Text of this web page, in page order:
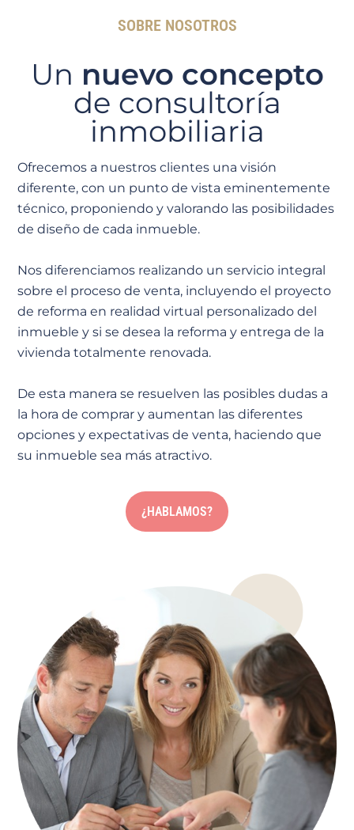
SOBRE NOSOTROS
Un nuevo concepto
de consultoría
inmobiliaria
Ofrecemos a nuestros clientes una visión
diferente, con un punto de vista eminentemente
técnico, proponiendo y valorando las posibilidades
de diseño de cada inmueble.
Nos diferenciamos realizando un servicio integral
sobre el proceso de venta, incluyendo el proyecto
de reforma en realidad virtual personalizado del
inmueble y si se desea la reforma y entrega de la
vivienda totalmente renovada.
De esta manera se resuelven las posibles dudas a
la hora de comprar y aumentan las diferentes
opciones y expectativas de venta, haciendo que
su inmueble sea más atractivo.
¿HABLAMOS?